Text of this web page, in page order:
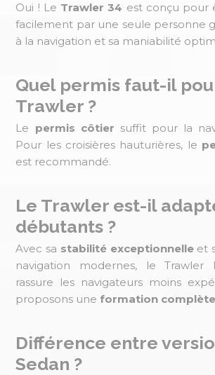
Oui ! Le Trawler 34 est conçu
facilement par une seule personne
à la navigation et sa maniabilité
Quel permis faut-il
Trawler ?
Le permis côtier suffit pour la
Pour les croisières hauturières, le
est recommandé.
Le Trawler est-il
débutants ?
Avec sa stabilité exceptionnelleet
navigation modernes, le Trawler
rassure les navigateurs moins
proposons uneformation complète
Différence entre
Sedan ?